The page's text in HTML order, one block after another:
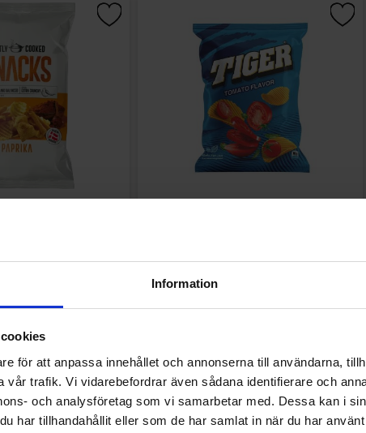
Information
för att anpassa innehållet och annonserna till användarna,
vår trafik. Vi vidarebefordrar även sådana identifierare och
och analysföretag som vi samarbetar med. Dessa kan i
har tillhandahållit eller som de har samlat in när du har
Andre kjøpte også